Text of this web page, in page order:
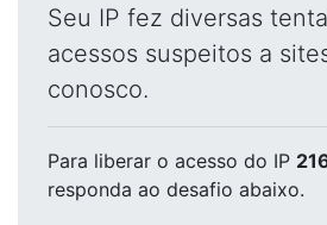
Seu IP fez diversas
acessos suspeitos a
conosco.
Para liberar o acesso do IP
responda ao desafio abaixo.